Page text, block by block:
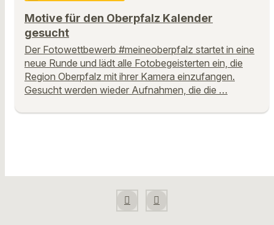
Motive für den Oberpfalz Kalender
gesucht
Der Fotowettbewerb #meineoberpfalz startet in eine
neue Runde und lädt alle Fotobegeisterten ein, die
Region Oberpfalz mit ihrer Kamera einzufangen.
Gesucht werden wieder Aufnahmen, die die …